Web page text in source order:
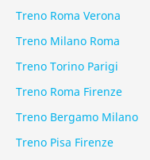
Treno Roma Verona
Treno Milano Roma
Treno Torino Parigi
Treno Roma Firenze
Treno Bergamo Milano
Treno Pisa Firenze